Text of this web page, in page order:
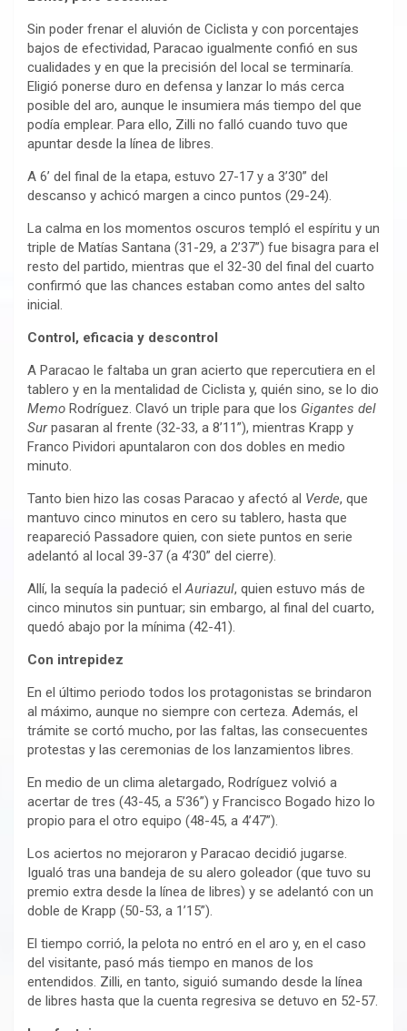
Sin poder frenar el aluvión de Ciclista y con porcentajes
bajos de efectividad, Paracao igualmente confió en sus
cualidades y en que la precisión del local se terminaría.
Eligió ponerse duro en defensa y lanzar lo más cerca
posible del aro, aunque le insumiera más tiempo del que
podía emplear. Para ello, Zilli no falló cuando tuvo que
apuntar desde la línea de libres.
A 6’ del final de la etapa, estuvo 27-17 y a 3’30” del
descanso y achicó margen a cinco puntos (29-24).
La calma en los momentos oscuros templó el espíritu y un
triple de Matías Santana (31-29, a 2’37”) fue bisagra para el
resto del partido, mientras que el 32-30 del final del cuarto
confirmó que las chances estaban como antes del salto
inicial.
Control, eficacia y descontrol
A Paracao le faltaba un gran acierto que repercutiera en el
tablero y en la mentalidad de Ciclista y, quién sino, se lo dio
Memo Rodríguez. Clavó un triple para que los Gigantes del
Surpasaran al frente (32-33, a 8’11”), mientras Krapp y
Franco Pividori apuntalaron con dos dobles en medio
minuto.
Tanto bien hizo las cosas Paracao y afectó al Verde, que
mantuvo cinco minutos en cero su tablero, hasta que
reapareció Passadore quien, con siete puntos en serie
adelantó al local 39-37 (a 4’30” del cierre).
Allí, la sequía la padeció elAuriazul, quien estuvo más de
cinco minutos sin puntuar; sin embargo, al final del cuarto,
quedó abajo por la mínima (42-41).
Con intrepidez
En el último periodo todos los protagonistas se brindaron
al máximo, aunque no siempre con certeza. Además, el
trámite se cortó mucho, por las faltas, las consecuentes
protestas y las ceremonias de los lanzamientos libres.
En medio de un clima aletargado, Rodríguez volvió a
acertar de tres (43-45, a 5’36”) y Francisco Bogado hizo lo
propio para el otro equipo (48-45, a 4’47”).
Los aciertos no mejoraron y Paracao decidió jugarse.
Igualó tras una bandeja de su alero goleador (que tuvo su
premio extra desde la línea de libres) y se adelantó con un
doble de Krapp (50-53, a 1’15”).
El tiempo corrió, la pelota no entró en el aro y, en el caso
del visitante, pasó más tiempo en manos de los
entendidos. Zilli, en tanto, siguió sumando desde la línea
de libres hasta que la cuenta regresiva se detuvo en 52-57.